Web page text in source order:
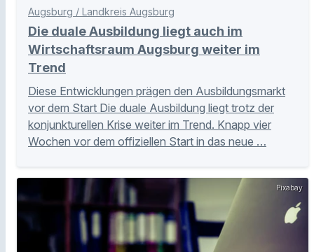
Augsburg / Landkreis Augsburg
Die duale Ausbildung liegt auch im
Wirtschaftsraum Augsburg weiter im
Trend
Diese Entwicklungen prägen den Ausbildungsmarkt
vor dem Start Die duale Ausbildung liegt trotz der
konjunkturellen Krise weiter im Trend. Knapp vier
Wochen vor dem offiziellen Start in das neue …
Pixabay